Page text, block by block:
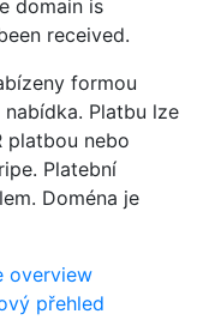
domain is
received.
formou
Platbu lze
platbou nebo
Platební
Doména je
overview
přehled